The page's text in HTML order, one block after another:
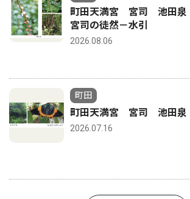
町田天満宮 宮司 池田
宮司の徒然－水引
2026.08.06
町田
町田天満宮 宮司 池田
2026.07.16